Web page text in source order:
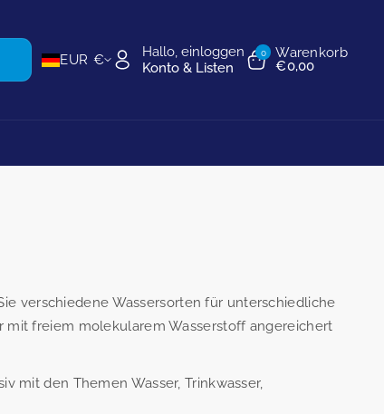
EUR €
Hallo, einloggen
Konto & Listen
0
Warenkorb
€0,00
verschiedene Wassersorten für unterschiedliche
mit freiem molekularem Wasserstoff angereichert
mit den Themen Wasser, Trinkwasser,